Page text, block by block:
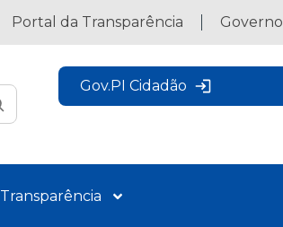
Portal da Transparência Governo
Gov.PI Cidadão
Transparência